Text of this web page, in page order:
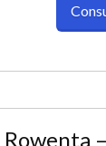
Rowenta